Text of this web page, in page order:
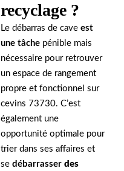
recyclage ?
Le débarras de cave est
une tâche pénible mais
nécessaire pour retrouver
un espace de rangement
propre et fonctionnel sur
cevins 73730. C’est
également une
opportunité optimale pour
trier dans ses affaires et
se débarrasser des